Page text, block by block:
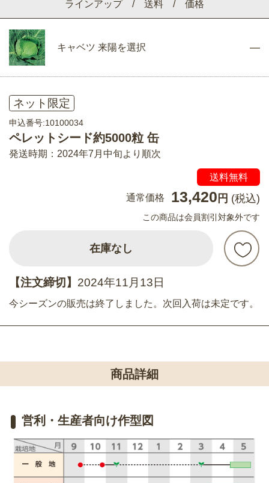
ラインアップ / 送料 / 価格
キャベツ 来陽を選択
ネット限定
申込番号:10100034
ペレットシード約5000粒 缶
発送時期：2024年7月中旬より順次
送料無料
通常価格 13,420 円 (税込)
この商品は会員割引対象外です
在庫なし
【注文締切】 2024年11月13日
今シーズンの販売は終了しました。次回入荷は未定です。
商品詳細
営利・生産者向け作型図